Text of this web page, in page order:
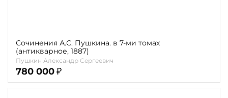
Сочинения А.С. Пушкина. в 7-ми томах
(антикварное, 1887)
Пушкин Александр Сергеевич
780 000 ₽